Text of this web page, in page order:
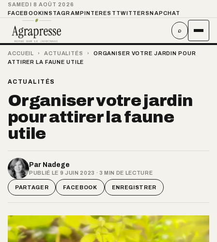
SAMEDI 8 AOÛT 2026
FACEBOOKINSTAGRAMPINTEREST TWITTER SNAPCHAT
⌕
ACCUEIL › ACTUALITÉS ›
ORGANISER VOTRE JARDIN POUR
ATTIRER LA FAUNE UTILE
ACTUALITÉS
Organiser votre jardin
pour attirer la faune
utile
Par Nadege
PUBLIÉ LE 9 JUIN 2023 · 3 MIN DE LECTURE
PARTAGER FACEBOOK ENREGISTRER